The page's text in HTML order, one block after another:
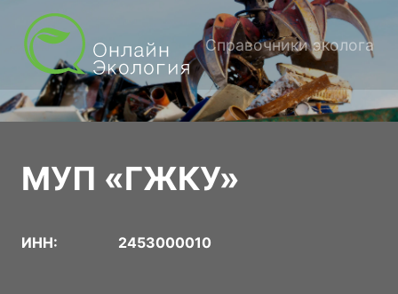
Справочники эколога
МУП «ГЖКУ»
ИНН: 2453000010